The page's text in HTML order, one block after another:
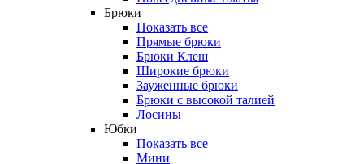
Брюки
Показать все
Прямые брюки
Брюки Клеш
Широкие брюки
Зауженные брюки
Брюки с высокой талией
Лосины
Юбки
Показать все
Мини